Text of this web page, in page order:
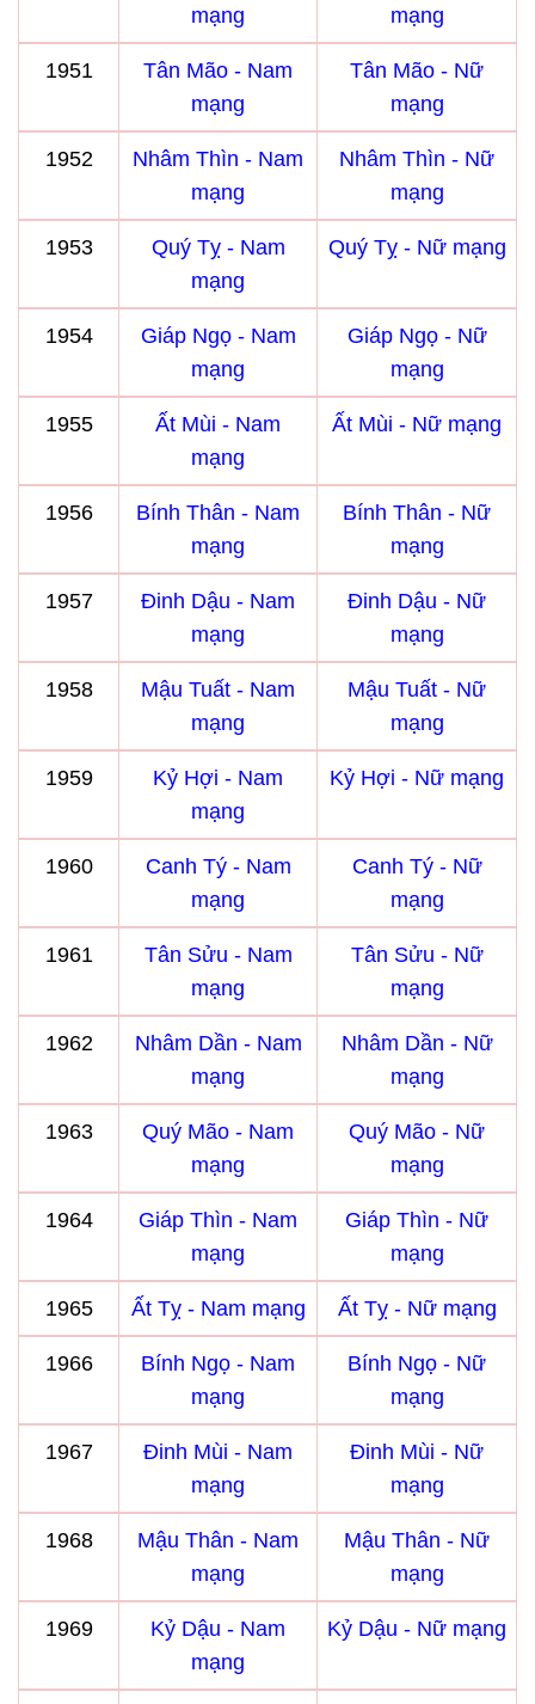
mạng
mạng
1951
Tân Mão - Nam
mạng
Tân Mão - Nữ
mạng
1952
Nhâm Thìn - Nam
mạng
Nhâm Thìn - Nữ
mạng
1953
Quý Tỵ - Nam
mạng
Quý Tỵ - Nữ mạng
1954
Giáp Ngọ - Nam
mạng
Giáp Ngọ - Nữ
mạng
1955
Ất Mùi - Nam
mạng
Ất Mùi - Nữ mạng
1956
Bính Thân - Nam
mạng
Bính Thân - Nữ
mạng
1957
Đinh Dậu - Nam
mạng
Đinh Dậu - Nữ
mạng
1958
Mậu Tuất - Nam
mạng
Mậu Tuất - Nữ
mạng
1959
Kỷ Hợi - Nam
mạng
Kỷ Hợi - Nữ mạng
1960
Canh Tý - Nam
mạng
Canh Tý - Nữ
mạng
1961
Tân Sửu - Nam
mạng
Tân Sửu - Nữ
mạng
1962
Nhâm Dần - Nam
mạng
Nhâm Dần - Nữ
mạng
1963
Quý Mão - Nam
mạng
Quý Mão - Nữ
mạng
1964
Giáp Thìn - Nam
mạng
Giáp Thìn - Nữ
mạng
1965 Ất Tỵ - Nam mạng Ất Tỵ - Nữ mạng
1966
Bính Ngọ - Nam
mạng
Bính Ngọ - Nữ
mạng
1967
Đinh Mùi - Nam
mạng
Đinh Mùi - Nữ
mạng
1968
Mậu Thân - Nam
mạng
Mậu Thân - Nữ
mạng
1969
Kỷ Dậu - Nam
mạng
Kỷ Dậu - Nữ mạng